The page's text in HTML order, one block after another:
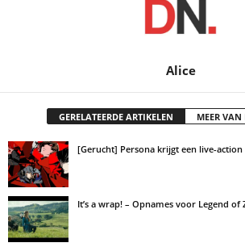
Alice
GERELATEERDE ARTIKELEN MEER VAN
[Gerucht] Persona krijgt een live-
It’s a wrap! – Opnames voor Legend